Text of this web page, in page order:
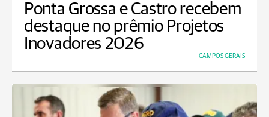
Ponta Grossa e Castro recebem
destaque no prêmio Projetos
Inovadores 2026
CAMPOS GERAIS